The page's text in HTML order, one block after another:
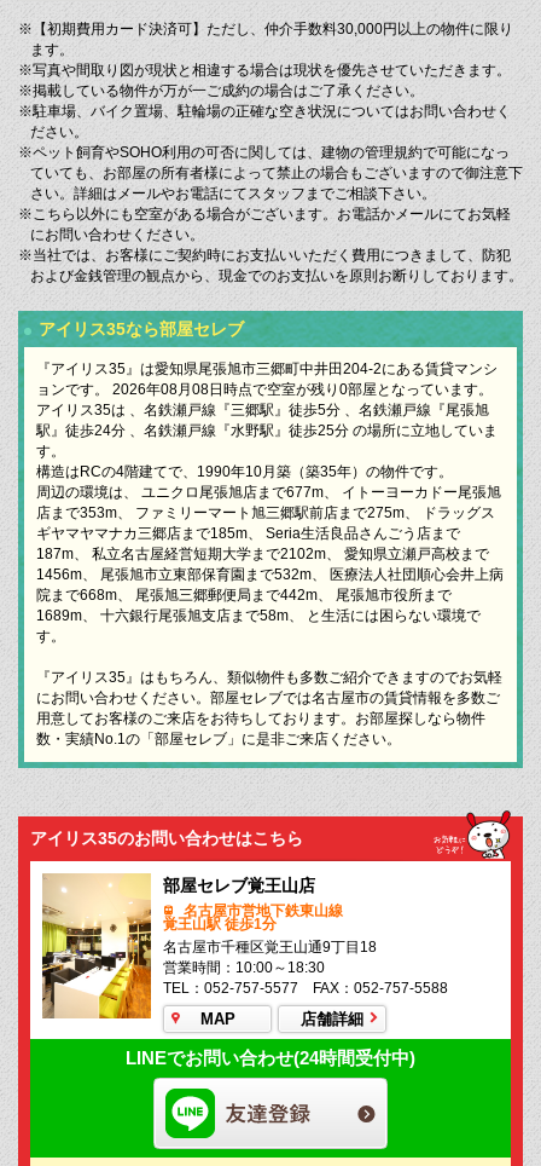
※【初期費用カード決済可】ただし、仲介手数料30,000円以上の物件に限り
ます。
※写真や間取り図が現状と相違する場合は現状を優先させていただきます。
※掲載している物件が万が一ご成約の場合はご了承ください。
※駐車場、バイク置場、駐輪場の正確な空き状況についてはお問い合わせく
ださい。
※ペット飼育やSOHO利用の可否に関しては、建物の管理規約で可能になっ
ていても、お部屋の所有者様によって禁止の場合もございますので御注意下
さい。詳細はメールやお電話にてスタッフまでご相談下さい。
※こちら以外にも空室がある場合がございます。お電話かメールにてお気軽
にお問い合わせください。
※当社では、お客様にご契約時にお支払いいただく費用につきまして、防犯
および金銭管理の観点から、現金でのお支払いを原則お断りしております。
アイリス35なら部屋セレブ
『アイリス35』は愛知県尾張旭市三郷町中井田204-2にある賃貸マンシ
ョンです。 2026年08月08日時点で空室が残り0部屋となっています。
アイリス35は 、名鉄瀬戸線『三郷駅』徒歩5分 、名鉄瀬戸線『尾張旭
駅』徒歩24分 、名鉄瀬戸線『水野駅』徒歩25分 の場所に立地していま
す。
構造はRCの4階建てで、1990年10月築（築35年）の物件です。
周辺の環境は、 ユニクロ尾張旭店まで677m、 イトーヨーカドー尾張旭
店まで353m、 ファミリーマート旭三郷駅前店まで275m、 ドラッグス
ギヤマヤマナカ三郷店まで185m、 Seria生活良品さんごう店まで
187m、 私立名古屋経営短期大学まで2102m、 愛知県立瀬戸高校まで
1456m、 尾張旭市立東部保育園まで532m、 医療法人社団順心会井上病
院まで668m、 尾張旭三郷郵便局まで442m、 尾張旭市役所まで
1689m、 十六銀行尾張旭支店まで58m、 と生活には困らない環境で
す。
『アイリス35』はもちろん、類似物件も多数ご紹介できますのでお気軽
にお問い合わせください。部屋セレブでは名古屋市の賃貸情報を多数ご
用意してお客様のご来店をお待ちしております。お部屋探しなら物件
数・実績No.1の「部屋セレブ」に是非ご来店ください。
アイリス35のお問い合わせはこちら
部屋セレブ覚王山店
名古屋市営地下鉄東山線
覚王山駅 徒歩1分
名古屋市千種区覚王山通9丁目18
営業時間：10:00～18:30
TEL：052-757-5577 FAX：052-757-5588
MAP 店舗詳細
LINEでお問い合わせ(24時間受付中)